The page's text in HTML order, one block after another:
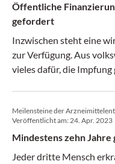
Öffentliche
gefordert
Inzwischen steht eine
zur Verfügung. Aus
vieles dafür, die
Meilensteine der
Veröffentlicht am:24. Apr. 2023
Mindestens zehn Jahre
Jeder dritte Mensch